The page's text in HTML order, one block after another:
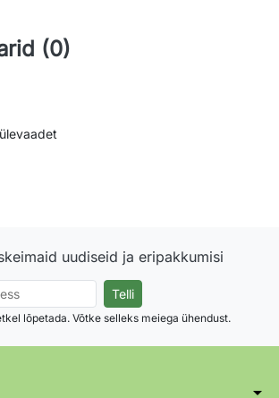
(0)
uudiseid ja eripakkumisi
lõpetada. Võtke selleks meiega ühendust.
arrow_drop_down